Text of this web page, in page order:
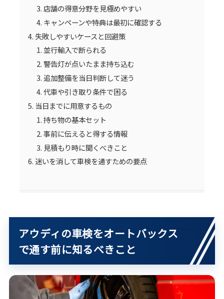
店舗の得意分野を見極めやすい
キャンペーンや特典は最初に確認する
失敗しやすいケースと回避策
並行輸入で断られる
警告灯が点いたまま持ち込む
追加整備を当日判断して迷う
代車や引き取り条件で困る
当日までに用意するもの
持ち物の基本セット
事前に伝えると得する情報
見積もり時に聞くべきこと
迷いを消して車検を通すための要点
アウディの車検をオートバックス
で通す前に知るべきこと